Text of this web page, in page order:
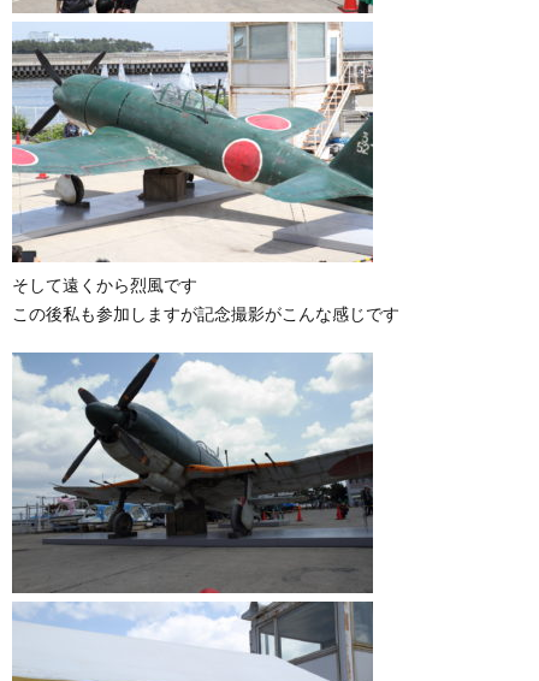
そして遠くから烈風です
この後私も参加しますが記念撮影がこんな感じです